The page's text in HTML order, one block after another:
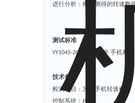
进行分析：根据测得的转速数
测试标准
YY1045-2021 《牙科学 手机和
技术参数
检测项目：牙科手机转速检验
控制系统： PLC